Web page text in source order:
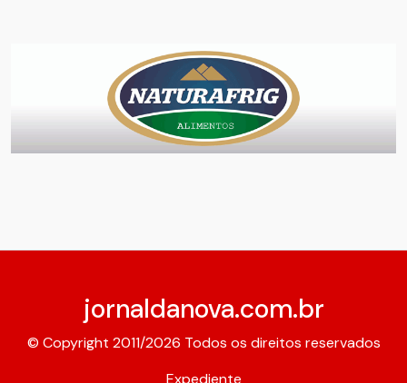
jornaldanova.com.br
© Copyright 2011/2026 Todos os direitos reservados
Expediente